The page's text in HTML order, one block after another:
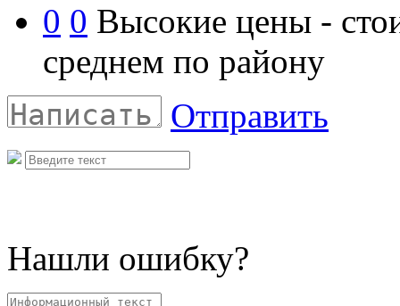
0 0 Высокие цены -
среднем по району
Отправить
Нашли ошибку?